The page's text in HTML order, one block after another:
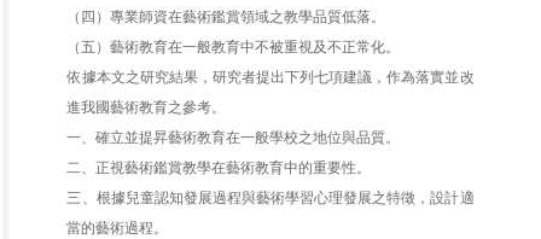
（四）專業師資在藝術鑑賞領域之教學品質低落。
（五）藝術教育在一般教育中不被重視及不正常化。
依據本文之研究結果，研究者提出下列七項建議，作為落實並改
進我國藝術教育之參考。
一、確立並提昇藝術教育在一般學校之地位與品質。
二、正視藝術鑑賞教學在藝術教育中的重要性。
三、根據兒童認知發展過程與藝術學習心理發展之特徵，設計適
當的藝術過程。